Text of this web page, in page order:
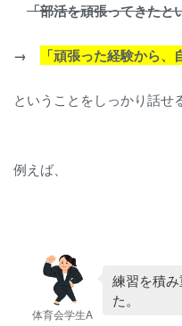
「部活を頑張ってきたと
→ 「頑張った経験から、
ということをしっかり話せ
例えば、
体育会学生A
練習を積
た。